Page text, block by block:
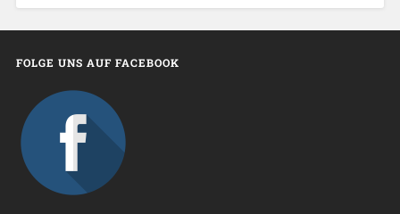
FOLGE UNS AUF FACEBOOK